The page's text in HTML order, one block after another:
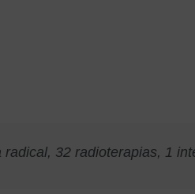
32 radioterapias, 1